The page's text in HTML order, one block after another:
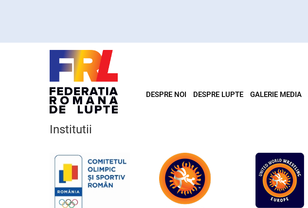
DESPRE NOI DESPRE LUPTE GALERIE MEDIA
Institutii